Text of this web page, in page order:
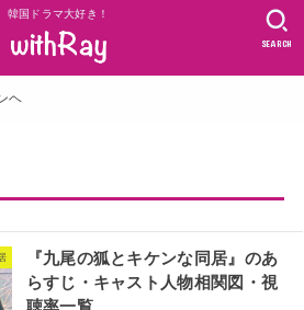
韓国ドラマ大好き！
SEARCH
ヘ
『九尾の狐とキケンな同居』のあ
らすじ・キャスト人物相関図・視